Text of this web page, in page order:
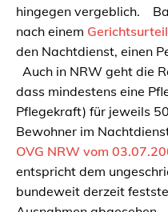
hingegen vergeblich.
nach einem Gerichtsurteil
den Nachtdienst, einen
Auch in NRW geht die
dass mindestens eine
Pflegekraft) für jeweils
Bewohner im
OVG NRW vom
entspricht dem
bundeweit derzeit